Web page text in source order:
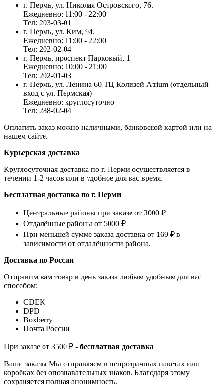
г. Пермь, ул. Николая Островского, 76.
Ежедневно: 11:00 - 22:00
Тел: 203-03-01
г. Пермь, ул. Ким, 94.
Ежедневно: 11:00 - 22:00
Тел: 202-02-04
г. Пермь, проспект Парковый, 1.
Ежедневно: 10:00 - 21:00
Тел: 202-01-03
г. Пермь, ул. Ленина 60 ТЦ Колизей Atrium (отдельный
вход с ул. Пермская)
Ежедневно: круглосуточно
Тел: 288-02-04
Оплатить заказ можно наличными, банковской картой или на
нашем сайте.
Курьерская доставка
Круглосуточная доставка по г. Перми осуществляется в
течении 1-2 часов или в удобное для вас время.
Бесплатная доставка по г. Перми
Центральные районы при заказе от 3000 ₽
Отдалённые районы от 5000 ₽
При меньшей сумме заказа доставка от 169 ₽ в
зависимости от отдалённости района.
Доставка по России
Отправим вам товар в день заказа любым удобным для вас
способом:
СDEK
DPD
Boxberry
Почта России
При заказе от 3500 ₽ - бесплатная доставка
Ваши заказы Мы отправляем в непрозрачных пакетах или
коробках без опознавательных знаков. Благодаря этому
сохраняется полная анонимность.